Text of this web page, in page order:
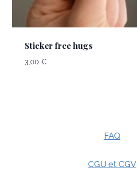
Sticker free hugs
3,00 €
FAQ
CGU et CGV